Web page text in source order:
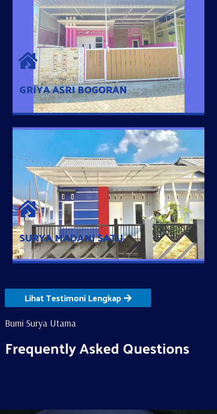
GRIYA ASRI BOGORAN
GRIYA ASRI BOGORAN
Desain Modern Minimalis dengan Konsep Rumah Pintar
Sehingga Memudahkan Penghuni mengakses rumahnya
dengan Ponsel
SURYA MADANI SATU
SURYA MADANI SATU
Satu-satunya Hunian nyaman dengan harga subsidi hanya 100
jutaan dengan lokasi strategis di Tuban
Lihat Testimoni Lengkap
Bumi Surya Utama
Frequently Asked Questions